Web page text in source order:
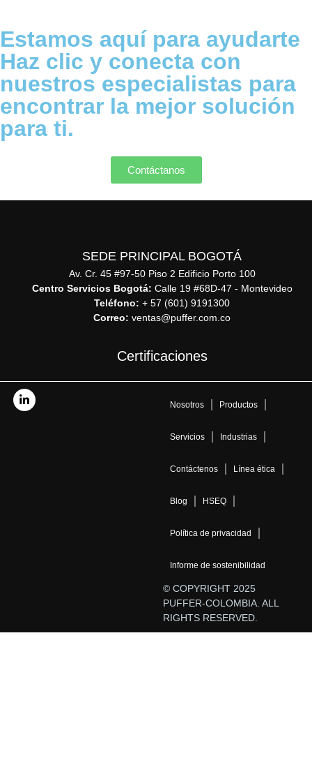
Estamos aquí para ayudarte
Haz clic y conecta con
nuestros especialistas para
encontrar la mejor solución
para ti.
Contáctanos
SEDE PRINCIPAL BOGOTÁ
Av. Cr. 45 #97-50 Piso 2 Edificio Porto 100
Centro Servicios Bogotá: Calle 19 #68D-47 - Montevideo
Teléfono: + 57 (601) 9191300
Correo: ventas@puffer.com.co
Certificaciones
Nosotros Productos
Servicios Industrias
Contáctenos Línea ética
Blog HSEQ
Política de privacidad
Informe de sostenibilidad
© COPYRIGHT 2025
PUFFER-COLOMBIA. ALL
RIGHTS RESERVED.